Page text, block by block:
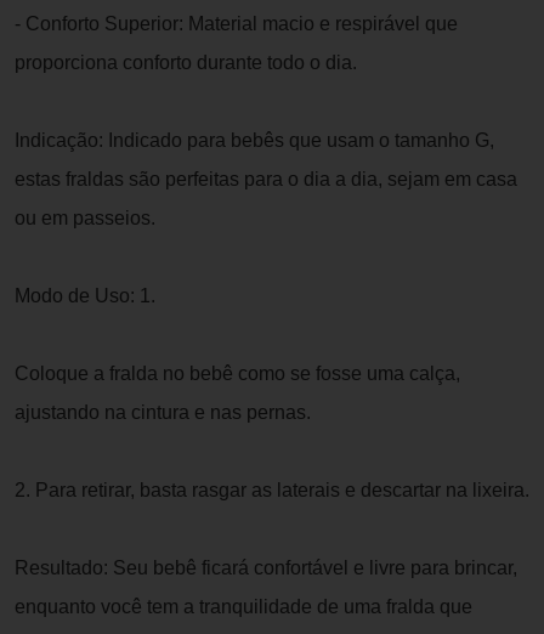
- Conforto Superior: Material macio e respirável que
proporciona conforto durante todo o dia.
Indicação: Indicado para bebês que usam o tamanho G,
estas fraldas são perfeitas para o dia a dia, sejam em casa
ou em passeios.
Modo de Uso: 1.
Coloque a fralda no bebê como se fosse uma calça,
ajustando na cintura e nas pernas.
2. Para retirar, basta rasgar as laterais e descartar na lixeira.
Resultado: Seu bebê ficará confortável e livre para brincar,
enquanto você tem a tranquilidade de uma fralda que